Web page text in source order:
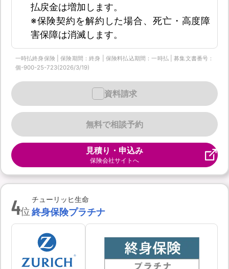
払戻金は増加します。
※保険契約を解約した場合、死亡・高度障
害保障は消滅します。
一時払終身保険 | 保険期間：終身 | 保険料払込期間：一時払 | 募集文書番号：
個-900-25-723(2026/3/19)
無料で相談予約
資料請求
見積り・申込み
保険会社サイトへ
4位
チューリッヒ生命
終身保険プラチナ